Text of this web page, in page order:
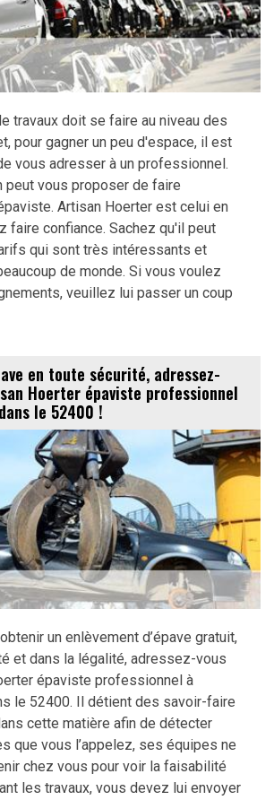
travaux doit se faire au niveau des
pour gagner un peu d'espace, il est
vous adresser à un professionnel.
peut vous proposer de faire
Artisan Hoerter est celui en
faire confiance. Sachez qu'il peut
qui sont très intéressants et
de monde. Si vous voulez
veuillez lui passer un coup
en toute sécurité, adressez-
Hoerter épaviste professionnel
le 52400 !
un enlèvement d’épave gratuit,
et dans la légalité, adressez-vous
épaviste professionnel à
le 52400. Il détient des savoir-faire
cette matière afin de détecter
que vous l’appelez, ses équipes ne
chez vous pour voir la faisabilité
les travaux, vous devez lui envoyer